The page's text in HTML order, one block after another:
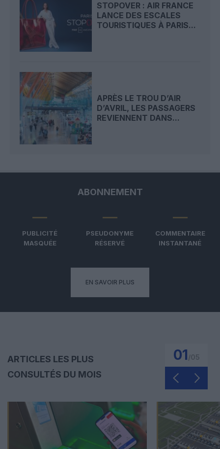
STOPOVER : AIR FRANCE
LANCE DES ESCALES
TOURISTIQUES À PARIS...
APRÈS LE TROU D’AIR
D’AVRIL, LES PASSAGERS
REVIENNENT DANS...
ABONNEMENT
PUBLICITÉ
MASQUÉE
PSEUDONYME
RÉSERVÉ
COMMENTAIRE
INSTANTANÉ
EN SAVOIR PLUS
ARTICLES LES PLUS
CONSULTÉS DU MOIS
01